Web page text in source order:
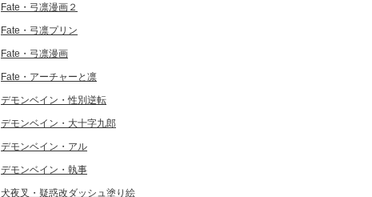
Fate・弓凛漫画２
Fate・弓凛プリン
Fate・弓凛漫画
Fate・アーチャーと凛
デモンベイン・性別逆転
デモンベイン・大十字九郎
デモンベイン・アル
デモンベイン・執事
犬夜叉・疑惑改ダッシュ塗り絵